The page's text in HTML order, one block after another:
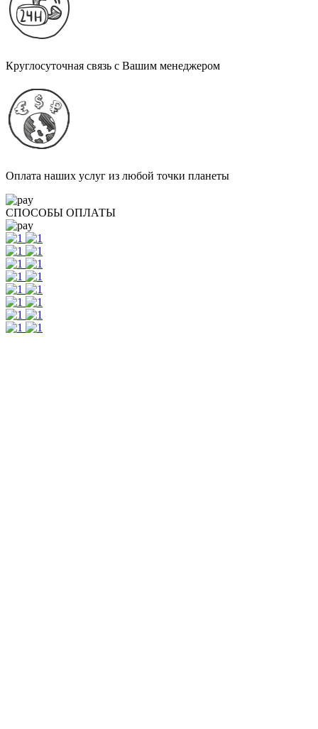
Круглосуточная связь с Вашим менеджером
Оплата наших услуг из любой точки планеты
СПОСОБЫ ОПЛАТЫ